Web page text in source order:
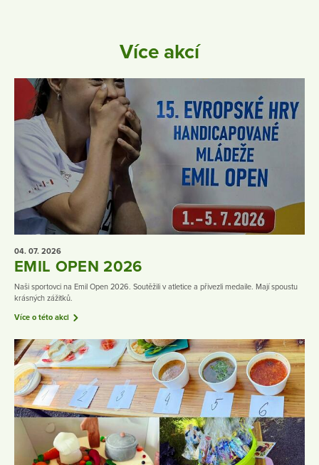
Více akcí
04. 07. 2026
EMIL OPEN 2026
Naši sportovci na Emil Open 2026. Soutěžili v atletice a přivezli medaile. Mají spoustu
krásných zážitků.
Více o této akci